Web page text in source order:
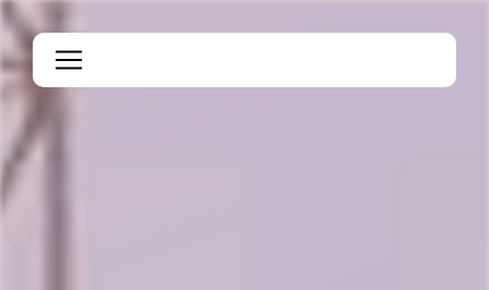
Panneau de gestion des cookies